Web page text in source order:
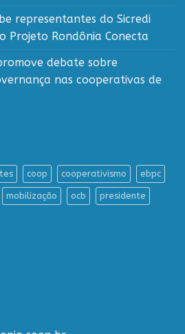
representantes do Sicredi
Projeto Rondônia Conecta
debate sobre
nas cooperativas de
coop cooperativismo ebpc
mobilização ocb presidente